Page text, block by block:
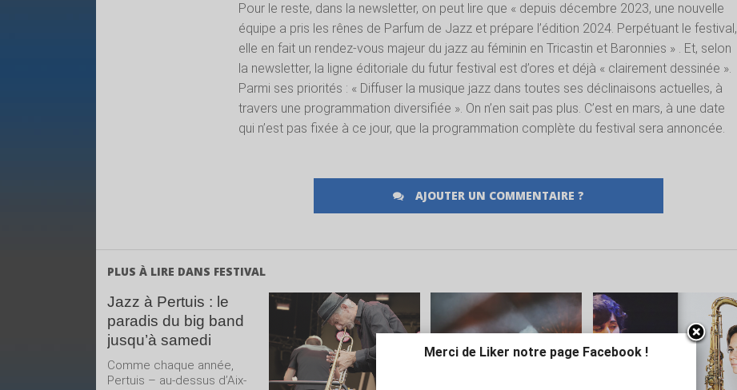
Pour le reste, dans la newsletter, on peut lire que « depuis décembre 2023, une nouvelle
équipe a pris les rênes de Parfum de Jazz et prépare l’édition 2024. Perpétuant le festival,
elle en fait un rendez-vous majeur du jazz au féminin en Tricastin et Baronnies » . Et, selon
la newsletter, la ligne éditoriale du futur festival est d’ores et déjà « clairement dessinée ».
Parmi ses priorités : « Diffuser la musique jazz dans toutes ses déclinaisons actuelles, à
travers une programmation diversifiée ». On n’en sait pas plus. C’est en mars, à une date
qui n’est pas fixée à ce jour, que la programmation complète du festival sera annoncée.
AJOUTER UN COMMENTAIRE ?
PLUS À LIRE DANS FESTIVAL
Jazz à Pertuis : le
paradis du big band
jusqu’à samedi
Comme chaque année,
Pertuis – au-dessus d’Aix-
LIRE LA
SUITE
LIRE LA
SUITE
LIRE LA
Merci de Liker notre page Facebook !